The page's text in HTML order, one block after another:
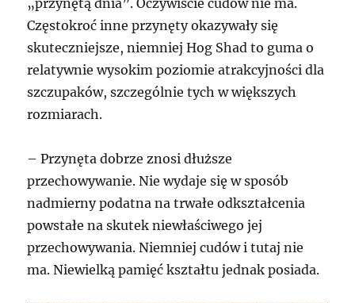
Częstokroć inne przynęty okazywały się
skuteczniejsze, niemniej Hog Shad to guma o
relatywnie wysokim poziomie atrakcyjności dla
szczupaków, szczególnie tych w większych
rozmiarach.
– Przynęta dobrze znosi dłuższe
przechowywanie. Nie wydaje się w sposób
nadmierny podatna na trwałe odkształcenia
powstałe na skutek niewłaściwego jej
przechowywania. Niemniej cudów i tutaj nie
ma. Niewielką pamięć kształtu jednak posiada.